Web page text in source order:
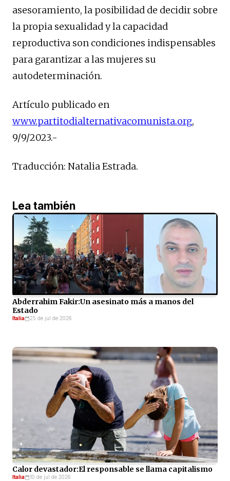
asesoramiento, la posibilidad de decidir sobre
la propia sexualidad y la capacidad
reproductiva son condiciones indispensables
para garantizar a las mujeres su
autodeterminación.
Artículo publicado en
www.partitodialternativacomunista.org,
9/9/2023.-
Traducción: Natalia Estrada.
Lea también
Abderrahim Fakir:Un asesinato más a manos del
Estado
Italia 25 de jul de 2026
Calor devastador:El responsable se llama capitalismo
Italia 10 de jul de 2026